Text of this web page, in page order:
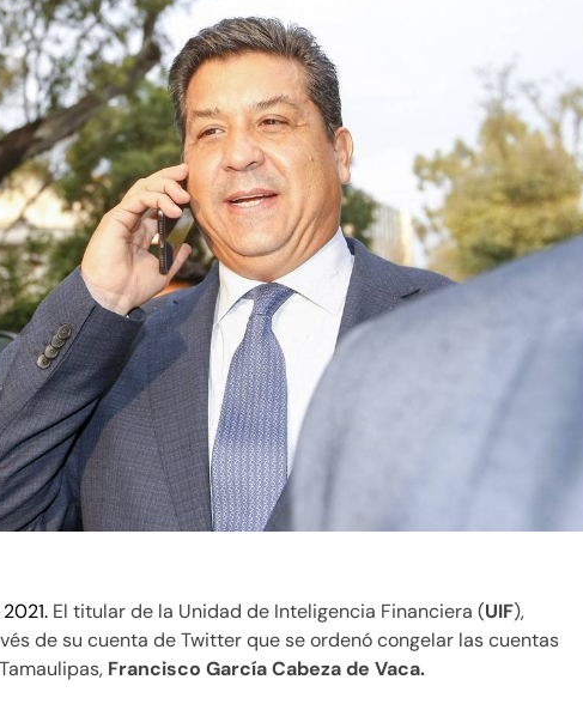
El titular de la Unidad de Inteligencia Financiera (UIF),
de su cuenta de Twitter que se ordenó congelar las cuentas
Francisco García Cabeza de Vaca.